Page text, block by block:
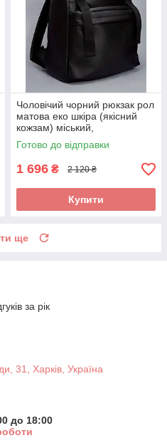
Чоловічий чорний рюкзак рол
матова еко шкіра (якісний
кожзам) міський,
повсякденний роллтоп
Готово до відправки
1 696 ₴ 2 120 ₴
Купити
ще
за рік
31, Харків, Україна
до 18:00